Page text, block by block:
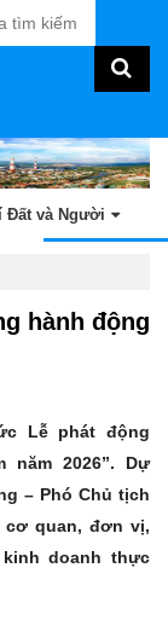
Đất và Người
hành động
Lễ phát động
năm 2026”. Dự
– Phó Chủ tịch
cơ quan, đơn vị,
doanh thực